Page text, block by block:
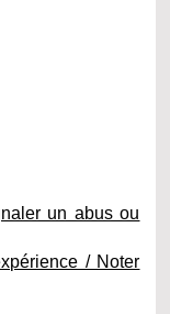
un abus ou
/ Noter